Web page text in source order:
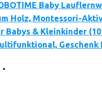
Baby
Holz, Montessori-
Babys & Kleinkinder
Geschenk